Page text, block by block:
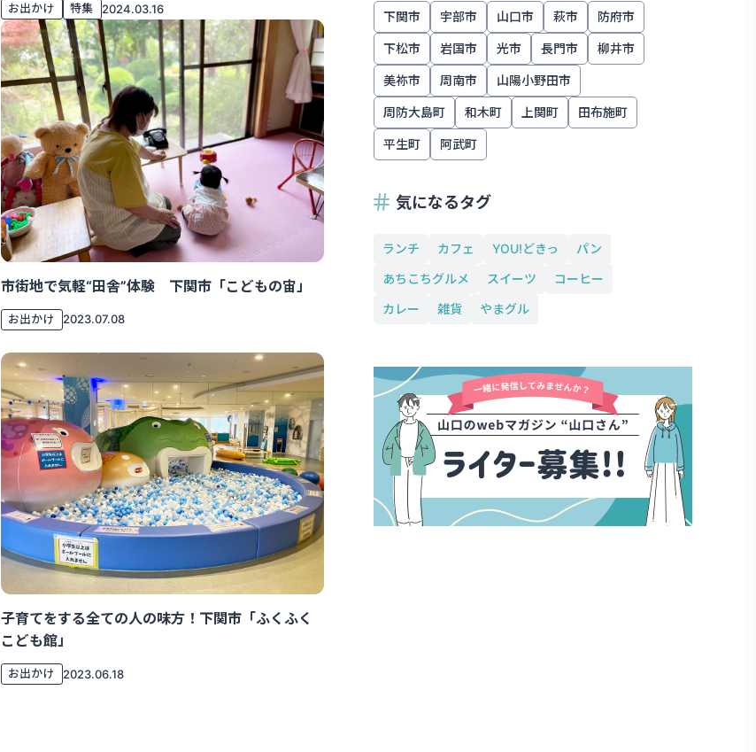
お出かけ 特集 2024.03.16
市街地で気軽“田舎”体験 下関市「こどもの宙」
お出かけ 2023.07.08
子育てをする全ての人の味方！下関市「ふくふく
こども館」
お出かけ 2023.06.18
下関市 宇部市 山口市 萩市 防府市
下松市 岩国市 光市 長門市 柳井市
美祢市 周南市 山陽小野田市
周防大島町 和木町 上関町 田布施町
平生町 阿武町
気になるタグ
ランチ カフェ YOU!どきっ
パン
あちこちグルメ
スイーツ
コーヒー
カレー
雑貨 やまグル